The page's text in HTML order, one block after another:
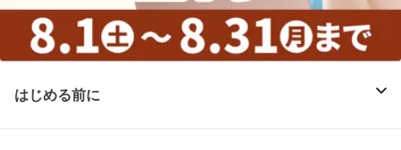
はじめる前に